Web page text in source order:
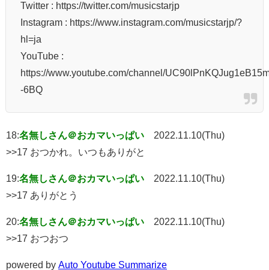
Twitter : https://twitter.com/musicstarjp
Instagram : https://www.instagram.com/musicstarjp/?
hl=ja
YouTube :
https://www.youtube.com/channel/
-6BQ
18:名無しさん＠おカマいっぱい
2022.11.10(Thu)
>>17 おつかれ。いつもありがと
19:名無しさん＠おカマいっぱい
2022.11.10(Thu)
>>17 ありがとう
20:名無しさん＠おカマいっぱい
2022.11.10(Thu)
>>17 おつおつ
powered by Auto Youtube Summarize